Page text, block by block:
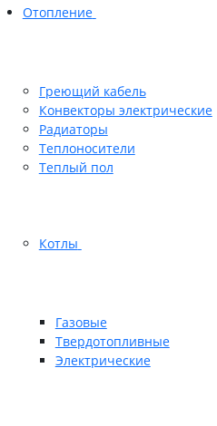
Отопление
Греющий кабель
Конвекторы электрические
Радиаторы
Теплоносители
Теплый пол
Котлы
Газовые
Твердотопливные
Электрические